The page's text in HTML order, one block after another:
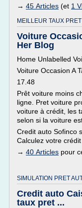
→ 45 Articles (et 1
MEILLEUR TAUX
Voiture
Her Blog
Home Unlabelled
Voiture Occasion A
17.48
Prêt voiture moins
ligne. Pret voiture
voiture à crédit, les
selon si la voiture
Credit auto Sofinco
Calculez votre
→ 40 Articles pour
SIMULATION PRET
Credit auto
taux pret ...